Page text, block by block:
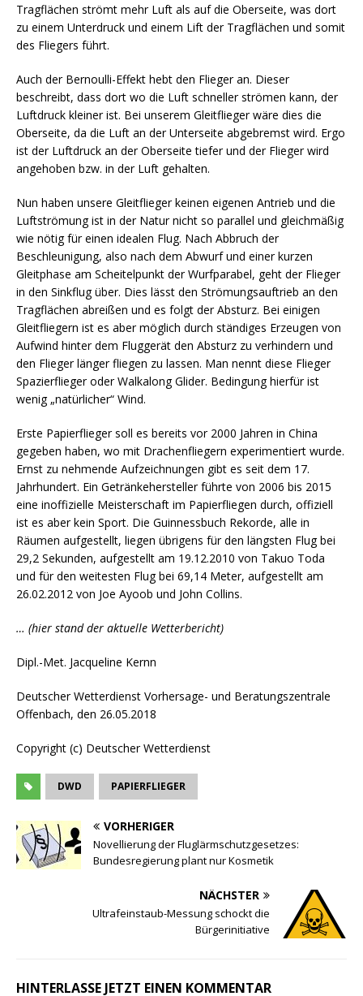
Tragflächen strömt mehr Luft als auf die Oberseite, was dort
zu einem Unterdruck und einem Lift der Tragflächen und somit
des Fliegers führt.
Auch der Bernoulli-Effekt hebt den Flieger an. Dieser
beschreibt, dass dort wo die Luft schneller strömen kann, der
Luftdruck kleiner ist. Bei unserem Gleitflieger wäre dies die
Oberseite, da die Luft an der Unterseite abgebremst wird. Ergo
ist der Luftdruck an der Oberseite tiefer und der Flieger wird
angehoben bzw. in der Luft gehalten.
Nun haben unsere Gleitflieger keinen eigenen Antrieb und die
Luftströmung ist in der Natur nicht so parallel und gleichmäßig
wie nötig für einen idealen Flug. Nach Abbruch der
Beschleunigung, also nach dem Abwurf und einer kurzen
Gleitphase am Scheitelpunkt der Wurfparabel, geht der Flieger
in den Sinkflug über. Dies lässt den Strömungsauftrieb an den
Tragflächen abreißen und es folgt der Absturz. Bei einigen
Gleitfliegern ist es aber möglich durch ständiges Erzeugen von
Aufwind hinter dem Fluggerät den Absturz zu verhindern und
den Flieger länger fliegen zu lassen. Man nennt diese Flieger
Spazierflieger oder Walkalong Glider. Bedingung hierfür ist
wenig „natürlicher“ Wind.
Erste Papierflieger soll es bereits vor 2000 Jahren in China
gegeben haben, wo mit Drachenfliegern experimentiert wurde.
Ernst zu nehmende Aufzeichnungen gibt es seit dem 17.
Jahrhundert. Ein Getränkehersteller führte von 2006 bis 2015
eine inoffizielle Meisterschaft im Papierfliegen durch, offiziell
ist es aber kein Sport. Die Guinnessbuch Rekorde, alle in
Räumen aufgestellt, liegen übrigens für den längsten Flug bei
29,2 Sekunden, aufgestellt am 19.12.2010 von Takuo Toda
und für den weitesten Flug bei 69,14 Meter, aufgestellt am
26.02.2012 von Joe Ayoob und John Collins.
… (hier stand der aktuelle Wetterbericht)
Dipl.-Met. Jacqueline Kernn
Deutscher Wetterdienst Vorhersage- und Beratungszentrale
Offenbach, den 26.05.2018
Copyright (c) Deutscher Wetterdienst
DWD PAPIERFLIEGER
VORHERIGER
Novellierung der Fluglärmschutzgesetzes:
Bundesregierung plant nur Kosmetik
NÄCHSTER
Ultrafeinstaub-Messung schockt die
Bürgerinitiative
HINTERLASSE JETZT EINEN KOMMENTAR